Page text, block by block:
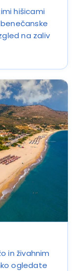
hišicami
na zaliv
in živahnim
ogledate